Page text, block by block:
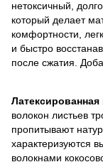
нетоксичный,
который делает
комфортности,
и быстро
после сжатия.
Латексированная
волокон листьев
пропитывают
характеризуются
волокнами